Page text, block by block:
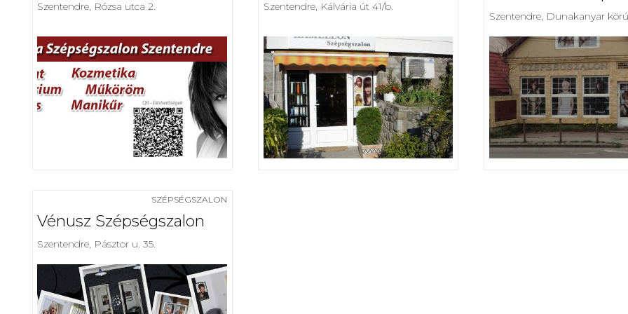
Szentendre, Rózsa utca 2. Szentendre, Kálvária út 41/b.
Szentendre, Dunakanyar
SZÉPSÉGSZALON
Vénusz Szépségszalon
Szentendre, Pásztor u. 35.